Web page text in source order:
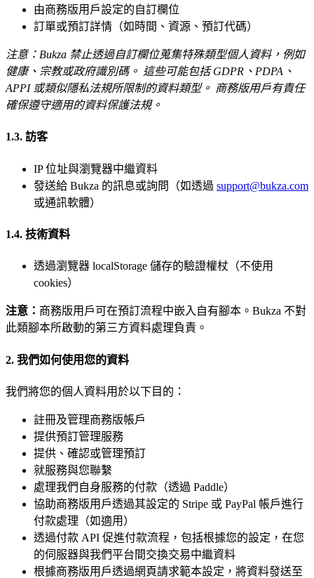
由商務版用戶設定的自訂欄位
訂單或預訂詳情（如時間、資源、預訂代碼）
注意：Bukza 禁止透過自訂欄位蒐集特殊類型個人資料，例如
健康、宗教或政府識別碼。 這些可能包括 GDPR、PDPA、
APPI 或類似隱私法規所限制的資料類型。 商務版用戶有責任
確保遵守適用的資料保護法規。
1.3. 訪客
IP 位址與瀏覽器中繼資料
發送給 Bukza 的訊息或詢問（如透過 support@bukza.com
或通訊軟體）
1.4. 技術資料
透過瀏覽器 localStorage 儲存的驗證權杖（不使用
cookies）
注意： 商務版用戶可在預訂流程中嵌入自有腳本。Bukza 不對
此類腳本所啟動的第三方資料處理負責。
2. 我們如何使用您的資料
我們將您的個人資料用於以下目的：
註冊及管理商務版帳戶
提供預訂管理服務
提供、確認或管理預訂
就服務與您聯繫
處理我們自身服務的付款（透過 Paddle）
協助商務版用戶透過其設定的 Stripe 或 PayPal 帳戶進行
付款處理（如適用）
透過付款 API 促進付款流程，包括根據您的設定，在您
的伺服器與我們平台間交換交易中繼資料
根據商務版用戶透過網頁請求範本設定，將資料發送至